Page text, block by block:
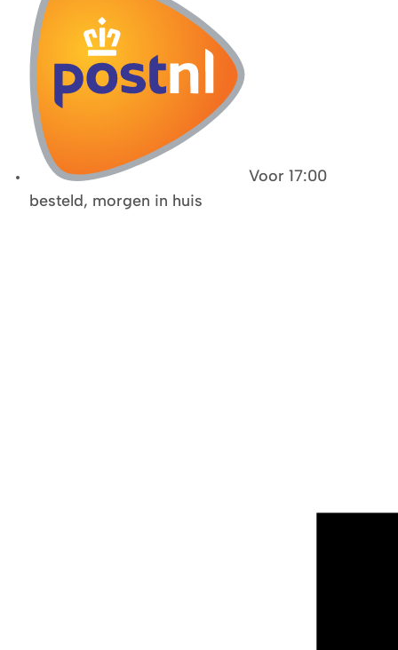
Voor 17:00
besteld, morgen in huis